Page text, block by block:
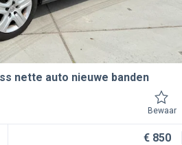
nette auto nieuwe banden
Bewaar
€ 850